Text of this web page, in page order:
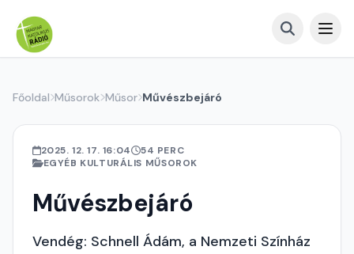
Főoldal Műsorok Műsor Művészbejáró
2025. 12. 17. 16:04
54 PERC
EGYÉB KULTURÁLIS MŰSOROK
Művészbejáró
Vendég: Schnell Ádám, a Nemzeti Színház